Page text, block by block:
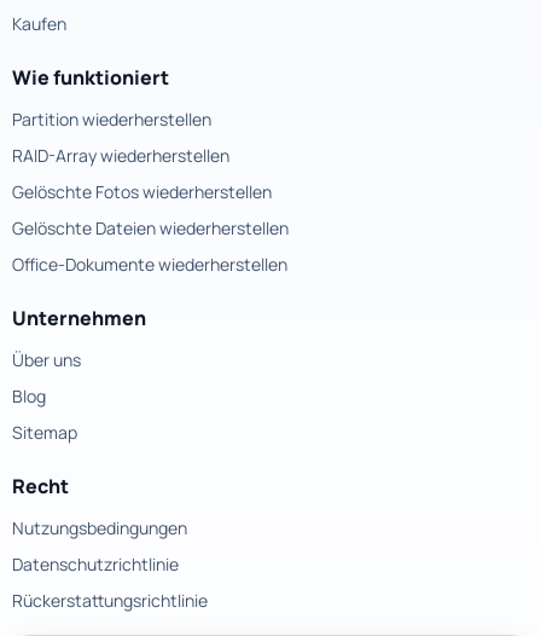
Kaufen
Wie funktioniert
Partition wiederherstellen
RAID-Array wiederherstellen
Gelöschte Fotos wiederherstellen
Gelöschte Dateien wiederherstellen
Office-Dokumente wiederherstellen
Unternehmen
Über uns
Blog
Sitemap
Recht
Nutzungsbedingungen
Datenschutzrichtlinie
Rückerstattungsrichtlinie